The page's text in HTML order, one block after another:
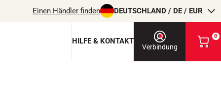
Einen Händler finden DEUTSCHLAND / DE / EUR
HILFE & KONTAKT
Verbindung
0
M
i